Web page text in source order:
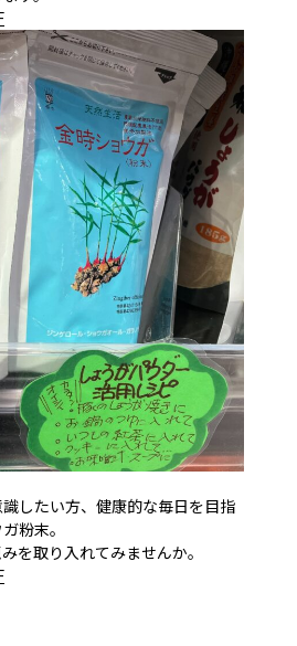
したい方、健康的な毎日を目指
粉末。
を取り入れてみませんか。